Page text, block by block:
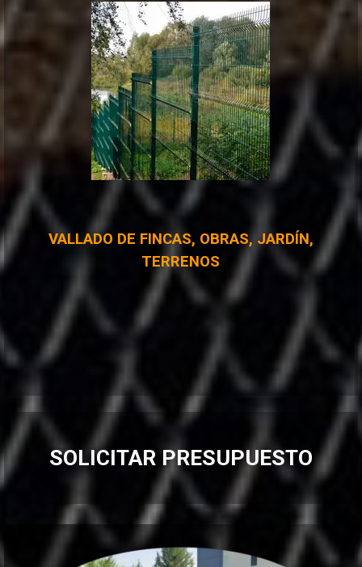
VALLADO DE FINCAS, OBRAS, JARDÍN,
TERRENOS
SOLICITAR PRESUPUESTO